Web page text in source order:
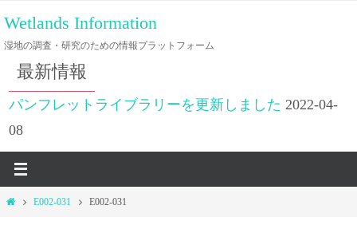
ン
テ
ツ
ス
プ
Wetlands Information
湿地の調査・研究のための情報プラットフォーム
最新情報
パンフレットライブラリーを更新しました 2022-04-
08
ホ
E002-031 E002-031